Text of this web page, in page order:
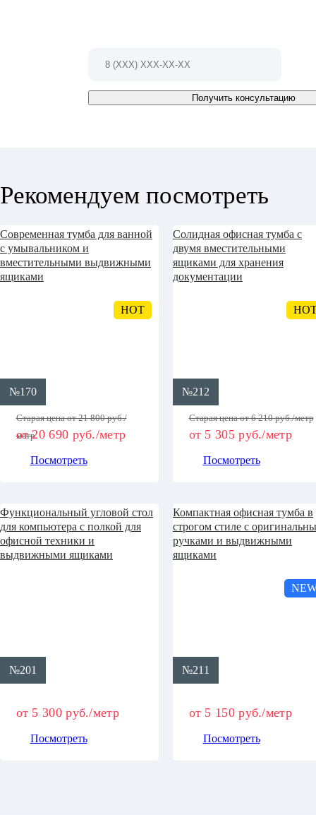
Получить консультацию
Рекомендуем посмотреть
Современная тумба для ванной
с умывальником и
вместительными выдвижными
ящиками
HOT
№170
Старая цена от 21 800 руб./
метр
от 20 690 руб./метр
Посмотреть
Солидная офисная тумба с
двумя вместительными
ящиками для хранения
документации
№212
Старая цена от 6 210 руб./метр
от 5 305 руб./метр
Посмотреть
Функциональный угловой стол
для компьютера с полкой для
офисной техники и
выдвижными ящиками
№201
от 5 300 руб./метр
Посмотреть
Компактная офисная тумба в
строгом стиле с
ручками и выдвижными
ящиками
№211
от 5 150 руб./метр
Посмотреть